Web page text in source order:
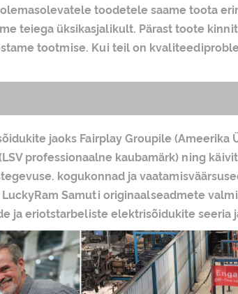
toodetele saame toota
teiega üksikasjalikult. Pärast toote
tootmise. Kui teil on
jaoks Fairplay Groupile (Ameerika
professionaalne kaubamärk) ning
kogukonnad ja
Samuti originaalseadmete
ja eriotstarbeliste elektrisõidukite seeria